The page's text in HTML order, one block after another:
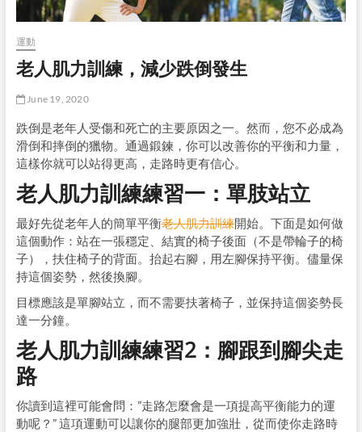
運動
老人肌力訓練，減少跌倒發生
June 19, 2020
跌倒是老年人受傷和死亡的主要原因之一。然而，您不必成為
滑倒和摔倒的獵物。通過鍛鍊，你可以改善你的平衡和力量，
這樣你就可以站得更高，走路時更有信心。
老人肌力訓練練習一：單肢站立
最好先從老年人的簡單平衡老人肌力訓練開始。下面是如何做
這個動作：站在一張穩定、結實的椅子後面（不是帶輪子的椅
子），扶住椅子的背面。抬起右腳，用左腳保持平衡。儘量保
持這個姿勢，然後換腳。
目標應該是單腳站立，而不需要扶著椅子，並保持這個姿勢長
達一分鐘。
老人肌力訓練練習2：腳跟到腳尖走
路
你讀到這裡可能會問：”走路怎麼會是一項提高平衡能力的運
動呢？” 這項運動可以讓你的腿部更加強壯，從而使你走路時